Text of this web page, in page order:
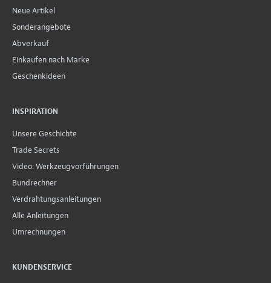
Neue Artikel
Sonderangebote
Abverkauf
Einkaufen nach Marke
Geschenkideen
INSPIRATION
Unsere Geschichte
Trade Secrets
Video: Werkzeugvorführungen
Bundrechner
Verdrahtungsanleitungen
Alle Anleitungen
Umrechnungen
KUNDENSERVICE